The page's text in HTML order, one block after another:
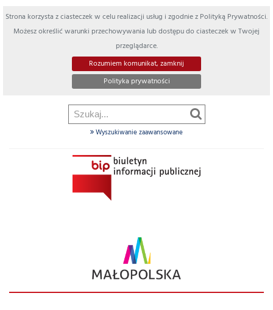
Strona korzysta z ciasteczek w celu realizacji usług i zgodnie z Polityką Prywatności.
Możesz określić warunki przechowywania lub dostępu do ciasteczek w Twojej
przeglądarce.
Rozumiem komunikat, zamknij
Polityka prywatności
Wyszukiwanie zaawansowane